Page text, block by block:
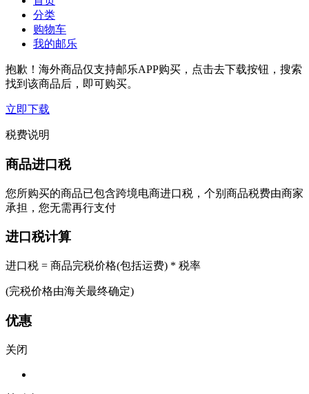
分类
购物车
我的邮乐
抱歉！海外商品仅支持邮乐APP购买，点击去下载按钮，搜索
找到该商品后，即可购买。
立即下载
税费说明
商品进口税
您所购买的商品已包含跨境电商进口税，个别商品税费由商家
承担，您无需再行支付
进口税计算
进口税 = 商品完税价格(包括运费) * 税率
(完税价格由海关最终确定)
优惠
关闭